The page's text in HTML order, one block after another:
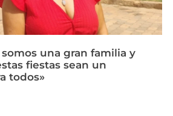
somos una gran familia y
fiestas sean un
todos»